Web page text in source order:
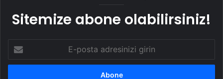
Sitemize abone olabilirsiniz!
posta
adresinizi